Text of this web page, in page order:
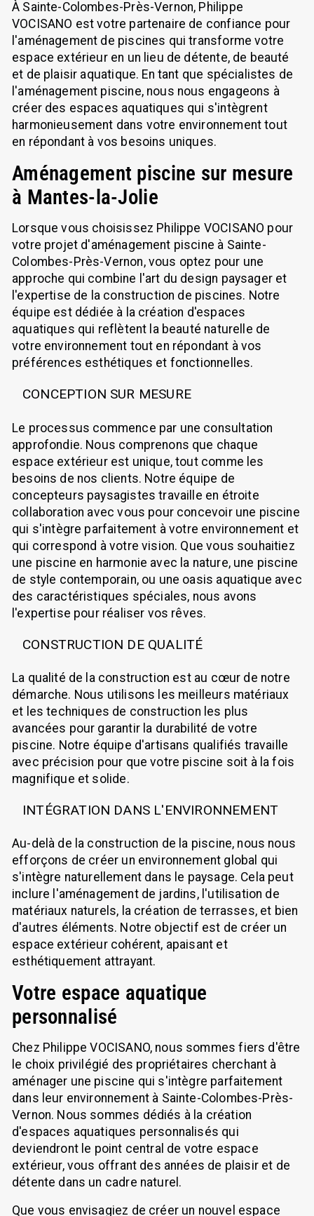
À Sainte-Colombes-Près-Vernon, Philippe
VOCISANO est votre partenaire de confiance pour
l'aménagement de piscines qui transforme votre
espace extérieur en un lieu de détente, de beauté
et de plaisir aquatique. En tant que spécialistes de
l'aménagement piscine, nous nous engageons à
créer des espaces aquatiques qui s'intègrent
harmonieusement dans votre environnement tout
en répondant à vos besoins uniques.
Aménagement piscine sur mesure
à Mantes-la-Jolie
Lorsque vous choisissez Philippe VOCISANO pour
votre projet d'aménagement piscine à Sainte-
Colombes-Près-Vernon, vous optez pour une
approche qui combine l'art du design paysager et
l'expertise de la construction de piscines. Notre
équipe est dédiée à la création d'espaces
aquatiques qui reflètent la beauté naturelle de
votre environnement tout en répondant à vos
préférences esthétiques et fonctionnelles.
CONCEPTION SUR MESURE
Le processus commence par une consultation
approfondie. Nous comprenons que chaque
espace extérieur est unique, tout comme les
besoins de nos clients. Notre équipe de
concepteurs paysagistes travaille en étroite
collaboration avec vous pour concevoir une piscine
qui s'intègre parfaitement à votre environnement et
qui correspond à votre vision. Que vous souhaitiez
une piscine en harmonie avec la nature, une piscine
de style contemporain, ou une oasis aquatique avec
des caractéristiques spéciales, nous avons
l'expertise pour réaliser vos rêves.
CONSTRUCTION DE QUALITÉ
La qualité de la construction est au cœur de notre
démarche. Nous utilisons les meilleurs matériaux
et les techniques de construction les plus
avancées pour garantir la durabilité de votre
piscine. Notre équipe d'artisans qualifiés travaille
avec précision pour que votre piscine soit à la fois
magnifique et solide.
INTÉGRATION DANS L'ENVIRONNEMENT
Au-delà de la construction de la piscine, nous nous
efforçons de créer un environnement global qui
s'intègre naturellement dans le paysage. Cela peut
inclure l'aménagement de jardins, l'utilisation de
matériaux naturels, la création de terrasses, et bien
d'autres éléments. Notre objectif est de créer un
espace extérieur cohérent, apaisant et
esthétiquement attrayant.
Votre espace aquatique
personnalisé
Chez Philippe VOCISANO, nous sommes fiers d'être
le choix privilégié des propriétaires cherchant à
aménager une piscine qui s'intègre parfaitement
dans leur environnement à Sainte-Colombes-Près-
Vernon. Nous sommes dédiés à la création
d'espaces aquatiques personnalisés qui
deviendront le point central de votre espace
extérieur, vous offrant des années de plaisir et de
détente dans un cadre naturel.
Que vous envisagiez de créer un nouvel espace